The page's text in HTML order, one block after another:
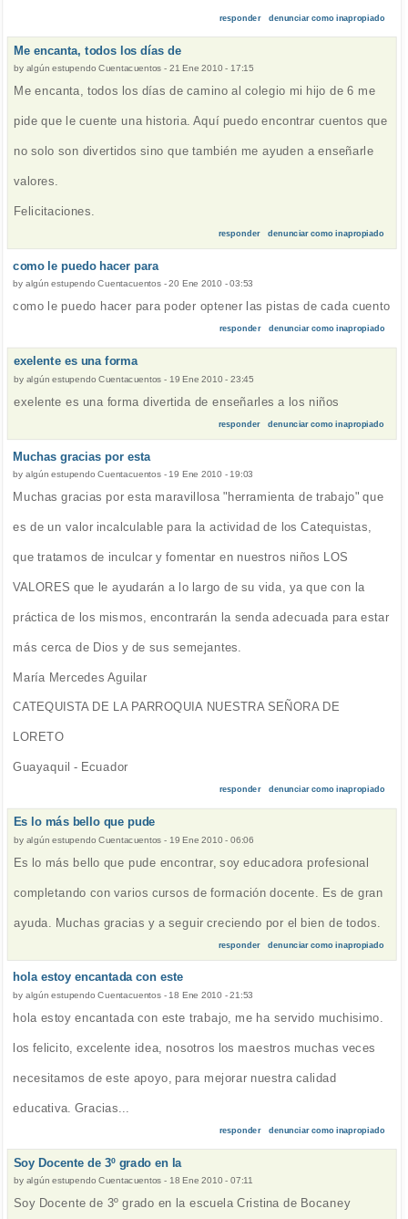
responder denunciar como inapropiado
Me encanta, todos los días de
by algún estupendo Cuentacuentos - 21 Ene 2010 - 17:15
Me encanta, todos los días de camino al colegio mi hijo de 6 me
pide que le cuente una historia. Aquí puedo encontrar cuentos que
no solo son divertidos sino que también me ayuden a enseñarle
valores.
Felicitaciones.
responder denunciar como inapropiado
como le puedo hacer para
by algún estupendo Cuentacuentos-20 Ene 2010 - 03:53
como le puedo hacer para poder optener las pistas de cada cuento
responder denunciar como inapropiado
exelente es una forma
by algún estupendo Cuentacuentos - 19 Ene 2010 - 23:45
exelente es una forma divertida de enseñarles a los niños
responder denunciar como inapropiado
Muchas gracias por esta
by algún estupendo Cuentacuentos-19 Ene 2010 - 19:03
Muchas gracias por esta maravillosa "herramienta de trabajo" que
es de un valor incalculable para la actividad de los Catequistas,
que tratamos de inculcar y fomentar en nuestros niños LOS
VALORES que le ayudarán a lo largo de su vida, ya que con la
práctica de los mismos, encontrarán la senda adecuada para estar
más cerca de Dios y de sus semejantes.
María Mercedes Aguilar
CATEQUISTA DE LA PARROQUIA NUESTRA SEÑORA DE
LORETO
Guayaquil - Ecuador
responder denunciar como inapropiado
Es lo más bello que pude
by algún estupendo Cuentacuentos - 19 Ene 2010 - 06:06
Es lo más bello que pude encontrar, soy educadora profesional
completando con varios cursos de formación docente. Es de gran
ayuda. Muchas gracias y a seguir creciendo por el bien de todos.
responder denunciar como inapropiado
hola estoy encantada con este
by algún estupendo Cuentacuentos-18 Ene 2010 - 21:53
hola estoy encantada con este trabajo, me ha servido muchisimo.
los felicito, excelente idea, nosotros los maestros muchas veces
necesitamos de este apoyo, para mejorar nuestra calidad
educativa. Gracias...
responder denunciar como inapropiado
Soy Docente de 3º grado en la
by algún estupendo Cuentacuentos - 18 Ene 2010 - 07:11
Soy Docente de 3º grado en la escuela Cristina de Bocaney